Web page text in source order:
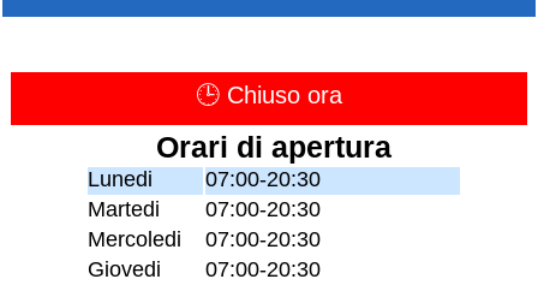
🕒 Chiuso ora
Orari di apertura
Lunedi
07:00-20:30
Martedi
07:00-20:30
Mercoledi
07:00-20:30
Giovedi
07:00-20:30